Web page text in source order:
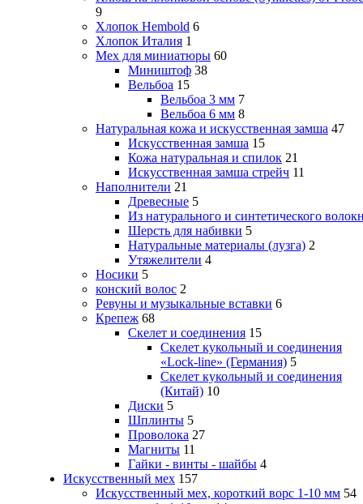
9
Хлопок Hembold 6
Хлопок Италия 1
Мех для миниатюры 60
Миништоф 38
Вельбоа 15
Вельбоа 3 мм 7
Вельбоа 6 мм 8
Натуральная кожа и искусственная замша 47
Искусственная замша 15
Кожа натуральная и спилок 21
Искусственная замша стрейч 11
Наполнители 21
Древесные 5
Из натурального и синтетического
Шерсть для набивки 5
Натуральные материалы (лузга) 2
Утяжелители 4
Носики 5
конский волос 2
Ревуны и музыкальные вставки 6
Крепеж 68
Скелет и соединения 15
Скелет кукольный и соединения
«Lock-line» (Германия) 5
Скелет кукольный и соединения
(Китай) 10
Диски 5
Шплинты 5
Проволока 27
Магниты 11
Гайки - винты - шайбы 4
Искусственный мех 157
Искусственный мех, короткий ворс 1-10 мм 54